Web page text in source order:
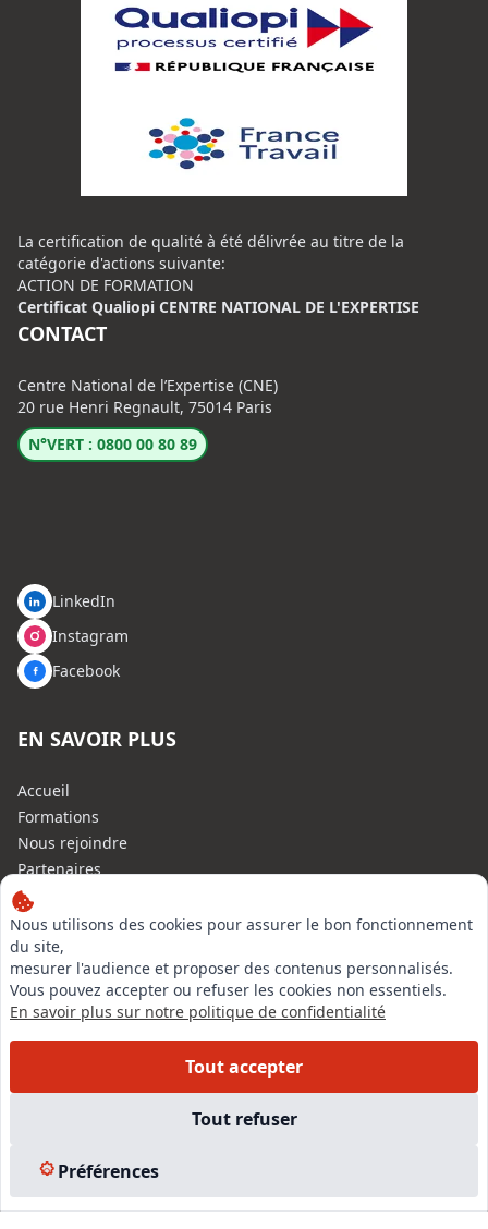
Nous utilisons des cookies pour assurer le bon fonctionnement
du site,
mesurer l'audience et proposer des contenus personnalisés.
Vous pouvez accepter ou refuser les cookies non essentiels.
En savoir plus sur notre politique de confidentialité
Tout accepter
Tout refuser
Préférences
La certification de qualité à été délivrée au titre de la
catégorie d'actions suivante:
ACTION DE FORMATION
Certificat Qualiopi CENTRE NATIONAL DE L'EXPERTISE
CONTACT
Centre National de l’Expertise (CNE)
20 rue Henri Regnault, 75014 Paris
N°VERT : 0800 00 80 89
LinkedIn
Instagram
Facebook
EN SAVOIR PLUS
Accueil
Formations
Nous rejoindre
Partenaires
Autres missions
Le C.N.E.
Membre IVSC
Logiciel
L’Expert
Tarifs
Experts Immobiliers par régions
Plan du site
© 2026 l-expertise CNE - Centre National de l’Expertise. Tous